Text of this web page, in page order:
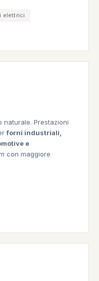
elettrici
naturale. Prestazioni
forni industriali,
e
con maggiore